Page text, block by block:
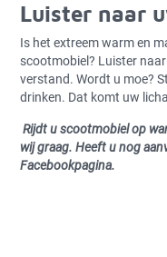
Luister naar
Is het extreem warm en
scootmobiel? Luister
verstand. Wordt u moe?
drinken. Dat komt uw
Rijdt u scootmobiel op
wij graag. Heeft u nog
Facebookpagina.